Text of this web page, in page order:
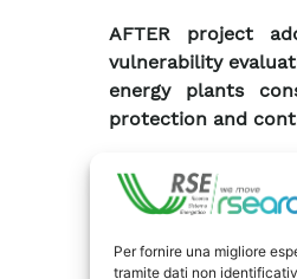
Per fornire una migliore
tramite dati non
AFTER project
vulnerability
energy plants
protection and
catastrophic
developments of
Plant owners